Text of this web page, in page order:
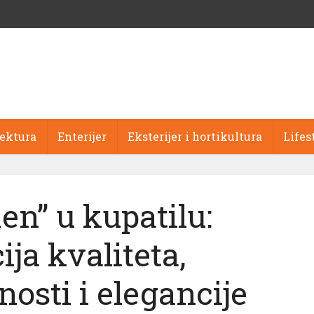
Enterijer Eksterijer i hortikultura
u kupatilu:
kvaliteta,
i elegancije